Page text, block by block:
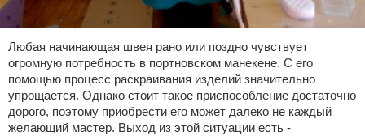
Любая начинающая швея рано или поздно чувствует
огромную потребность в портновском манекене. С его
помощью процесс раскраивания изделий значительно
упрощается. Однако стоит такое приспособление достаточно
дорого, поэтому приобрести его может далеко не каждый
желающий мастер. Выход из этой ситуации есть -